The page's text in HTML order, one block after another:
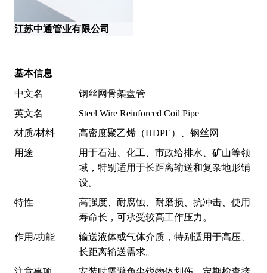
江苏中通管业有限公司
基本信息
中文名
钢丝网骨架盘管
英文名
Steel Wire Reinforced Coil Pipe
材质/材料
高密度聚乙烯（HDPE）、钢丝网
用途
用于石油、化工、市政给排水、矿山等领
域，特别适用于长距离输送和复杂地形铺
设。
特性
高强度、耐腐蚀、耐磨损、抗冲击、使用
寿命长，可承受较高工作压力。
作用/功能
输送液体或气体介质，特别适用于高压、
长距离输送需求。